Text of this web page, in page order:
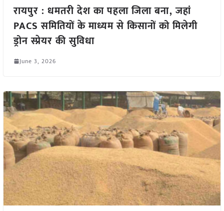
रायपुर : धमतरी देश का पहला जिला बना, जहां
PACS समितियों के माध्यम से किसानों को मिलेगी
ड्रोन स्प्रेयर की सुविधा
June 3, 2026